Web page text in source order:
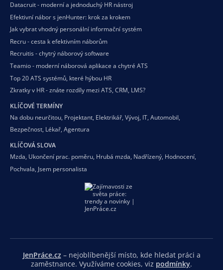
Datacruit - moderní a jednoduchý HR nástroj
Efektivní nábor s jenHunter: krok za krokem
Jak vybrat vhodný personální informační systém
Recru - cesta k efektivním náborům
Recruitis - chytrý náborový software
Teamio - moderní náborová aplikace a chytré ATS
Top 20 ATS systémů, které hýbou HR
Zkratky v HR - znáte rozdíly mezi ATS, CRM, LMS?
KLÍČOVÉ TERMÍNY
Na dobu neurčitou, Projektant, Elektrikář, Vývoj, IT, Automobil,
Bezpečnost, Lékař, Agentura
KLÍČOVÁ SLOVA
Mzda, Ukončení prac. poměru, Hrubá mzda, Nadřízený, Hodnocení,
Pochvala, Jsem personalista
JenPráce.cz– nejoblíbenější místo, kde hledat práci a
zaměstnance. Využíváme cookies, viz podmínky.